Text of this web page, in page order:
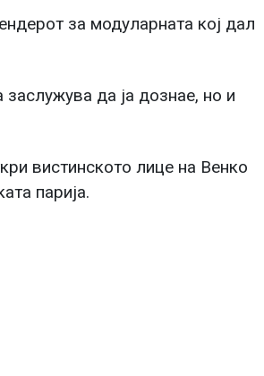
за модуларната кој дал
заслужува да ја дознае, но и
вистинското лице на Венко
парија.